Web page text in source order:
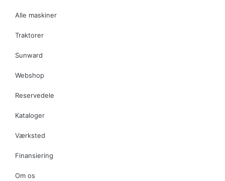
Alle maskiner
Traktorer
Sunward
Webshop
Reservedele
Kataloger
Værksted
Finansiering
Om os